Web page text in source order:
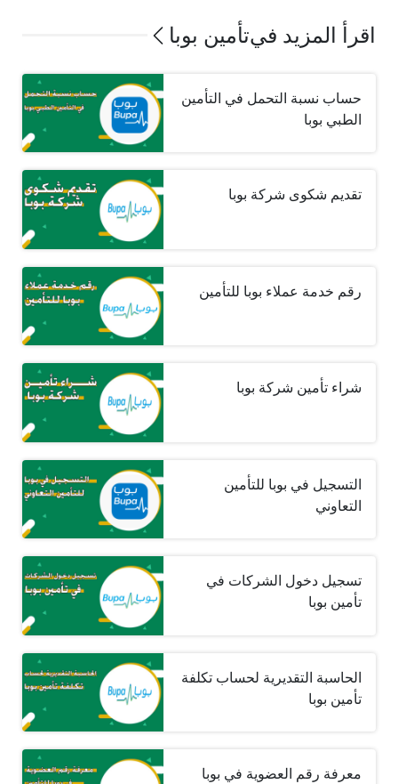
اقرأ المزيد فيتأمين بوبا
حساب نسبة التحمل في التأمين
الطبي بوبا
تقديم شكوى شركة بوبا
رقم خدمة عملاء بوبا للتأمين
شراء تأمين شركة بوبا
التسجيل في بوبا للتأمين
التعاوني
تسجيل دخول الشركات في
تأمين بوبا
الحاسبة التقديرية لحساب تكلفة
تأمين بوبا
معرفة رقم العضوية في بوبا